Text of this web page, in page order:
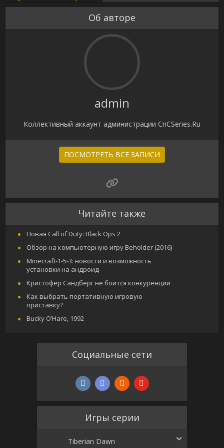
Об авторе
admin
Коллективный аккаунт администрации CnCSeries.Ru
ПОСМОТРЕТЬ ВСЕ ЗАПИСИ
Читайте также
Новая Call of Duty: Black Ops 2
Обзор на компьютерную игру Beholder (2016)
Minecraft-1-5-3: новости и возможность
установки на андроид
Кристофер Сандберг не боится конкуренции
Как выбрать портативную игровую
приставку?
Bucky O’Hare, 1992
Социальные сети
Игры серии
Tiberian Dawn